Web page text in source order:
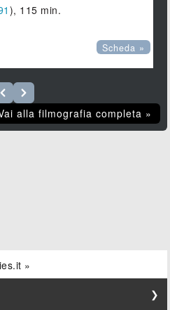
), 115 min.
Scheda »
alla filmografia completa »
»
❯